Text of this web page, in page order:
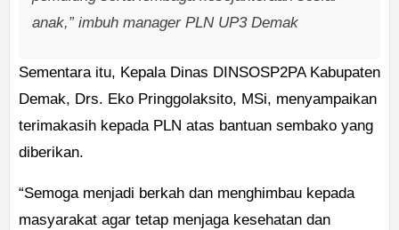
anak,” imbuh manager PLN UP3 Demak
Sementara itu, Kepala Dinas DINSOSP2PA Kabupaten
Demak, Drs. Eko Pringgolaksito, MSi, menyampaikan
terimakasih kepada PLN atas bantuan sembako yang
diberikan.
“Semoga menjadi berkah dan menghimbau kepada
masyarakat agar tetap menjaga kesehatan dan